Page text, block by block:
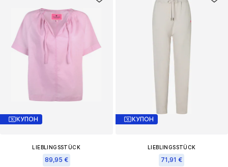
КУПОН
LIEBLINGSSTÜCK
89,95 €
КУПОН
LIEBLINGSSTÜCK
71,91 €